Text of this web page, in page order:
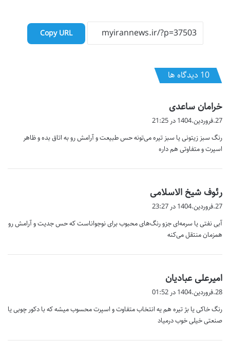
Copy URL
‫10 دیدگاه ها
خرامان ساعدی
ف
:
27.فروردین.1404 در 21:25
رنگ سبز زیتونی یا سبز تیره می‌تونه حس طبیعت و آرامش رو به اتاق بده و ظاهر
اسپرت و متفاوتی هم داره
رئوف شیخ الاسلامی
:
27.فروردین.1404 در 23:27
آبی نفتی یا سرمه‌ای جزو رنگ‌های محبوب برای نوجواناست که حس جدیت و آرامش رو
همزمان منتقل می‌کنه
امیرعلی عبادیان
ف
:
28.فروردین.1404 در 01:52
رنگ خاکی یا بژ تیره هم یه انتخاب متفاوت و اسپرت محسوب میشه که با دکور چوبی یا
صنعتی خیلی خوب درمیاد